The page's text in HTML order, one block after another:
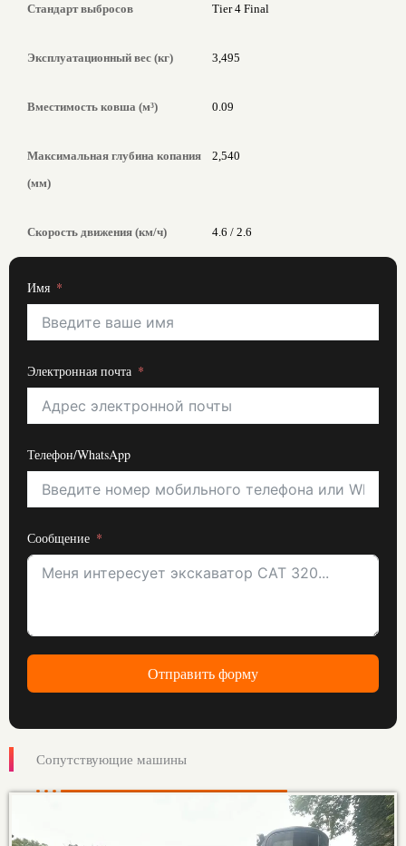
Стандарт выбросов Tier 4 Final
Эксплуатационный вес (кг) 3,495
Вместимость ковша (м³) 0.09
Максимальная глубина копания
(мм)
2,540
Скорость движения (км/ч) 4.6 / 2.6
Имя
Электронная почта
Телефон/WhatsApp
Сообщение
Отправить форму
Сопутствующие машины